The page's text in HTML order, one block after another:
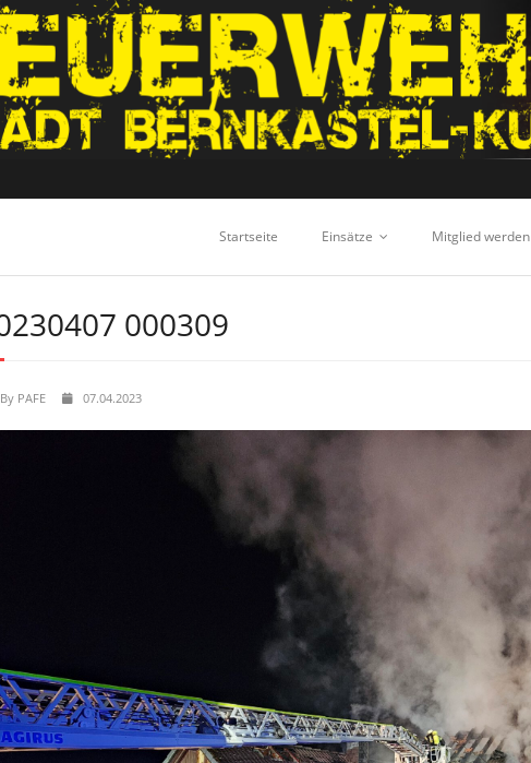
Startseite Einsätze Mitglied werden
000309
By PAFE 07.04.2023